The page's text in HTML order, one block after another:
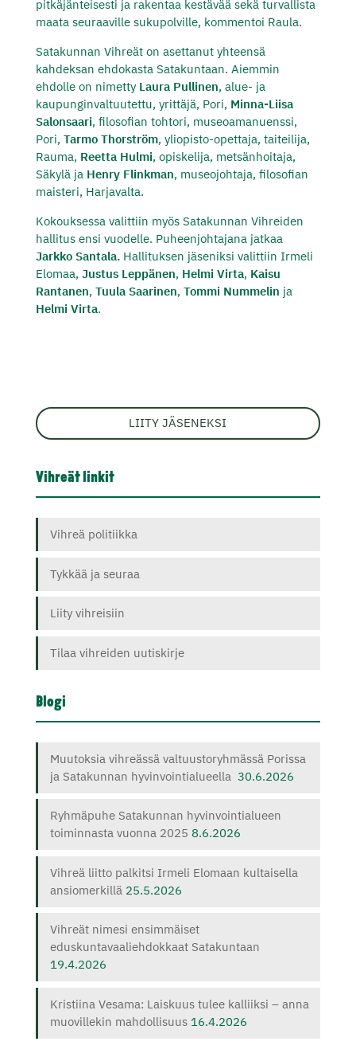
pitkäjänteisesti ja rakentaa kestävää sekä turvallista
maata seuraaville sukupolville, kommentoi Raula.
Satakunnan Vihreät on asettanut yhteensä
kahdeksan ehdokasta Satakuntaan. Aiemmin
ehdolle on nimetty Laura Pullinen, alue- ja
kaupunginvaltuutettu, yrittäjä, Pori, Minna-Liisa
Salonsaari, filosofian tohtori, museoamanuenssi,
Pori, Tarmo Thorström, yliopisto-opettaja, taiteilija,
Rauma, Reetta Hulmi, opiskelija, metsänhoitaja,
Säkylä ja Henry Flinkman, museojohtaja, filosofian
maisteri, Harjavalta.
Kokouksessa valittiin myös Satakunnan Vihreiden
hallitus ensi vuodelle. Puheenjohtajana jatkaa
Jarkko Santala. Hallituksen jäseniksi valittiin Irmeli
Elomaa, Justus Leppänen, Helmi Virta, Kaisu
Rantanen, Tuula Saarinen, Tommi Nummelin ja
Helmi Virta.
LIITY JÄSENEKSI
Vihreät linkit
Vihreä politiikka
Tykkää ja seuraa
Liity vihreisiin
Tilaa vihreiden uutiskirje
Blogi
Muutoksia vihreässä valtuustoryhmässä Porissa
ja Satakunnan hyvinvointialueella 30.6.2026
Ryhmäpuhe Satakunnan hyvinvointialueen
toiminnasta vuonna 2025 8.6.2026
Vihreä liitto palkitsi Irmeli Elomaan kultaisella
ansiomerkillä 25.5.2026
Vihreät nimesi ensimmäiset
eduskuntavaaliehdokkaat Satakuntaan
19.4.2026
Kristiina Vesama: Laiskuus tulee kalliiksi – anna
muovillekin mahdollisuus 16.4.2026